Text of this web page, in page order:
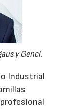
y Genci.
Industrial